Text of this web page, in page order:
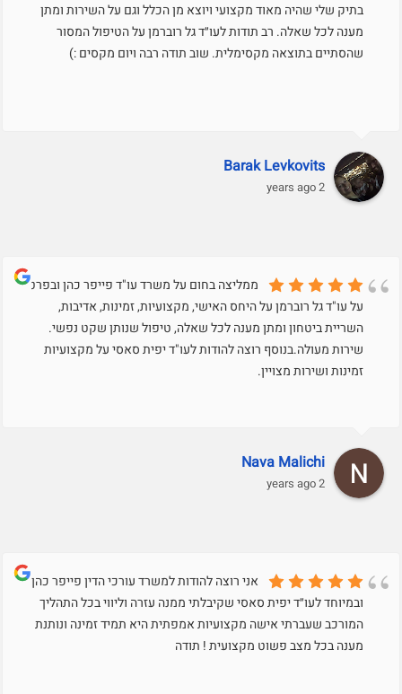
בתיק שלי שהיה מאוד מקצועי ויוצא מן הכלל וגם על השירות ומתן
מענה לכל שאלה. רב תודות לעו״ד גל רוברמן על הטיפול המסור
שהסתיים בתוצאה מקסימלית. שוב תודה רבה ויום מקסים :)
Barak Levkovits
2 years ago
ממליצה בחום על משרד עו"ד פייפר כהן ובפרט
על עו"ד גל רוברמן על היחס האישי, מקצועיות, זמינות, אדיבות,
השריית ביטחון ומתן מענה לכל שאלה, טיפול שנותן שקט נפשי.
שירות מעולה.בנוסף רוצה להודות לעו"ד יפית סאסי על מקצועיות
זמינות ושירות מצויין.
Nava Malichi
2 years ago
אני רוצה להודות למשרד עורכי הדין פייפר כהן
ובמיוחד לעו״ד יפית סאסי שקיבלתי ממנה עזרה וליווי בכל התהליך
המורכב שעברתי אישה מקצועיות אמפתית היא תמיד זמינה ונותנת
מענה בכל מצב פשוט מקצועית ! תודה